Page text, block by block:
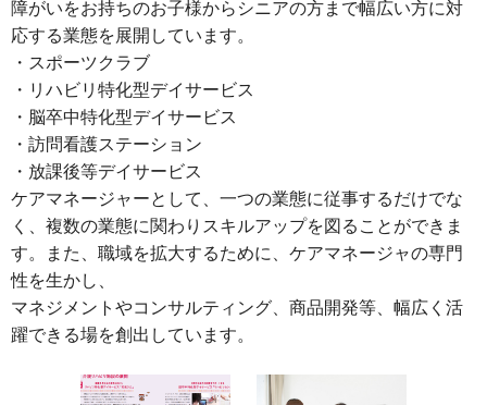
障がいをお持ちのお子様からシニアの方まで幅広い方に対
応する業態を展開しています。
・スポーツクラブ
・リハビリ特化型デイサービス
・脳卒中特化型デイサービス
・訪問看護ステーション
・放課後等デイサービス
ケアマネージャーとして、一つの業態に従事するだけでな
く、複数の業態に関わりスキルアップを図ることができま
す。また、職域を拡大するために、ケアマネージャの専門
性を生かし、
マネジメントやコンサルティング、商品開発等、幅広く活
躍できる場を創出しています。